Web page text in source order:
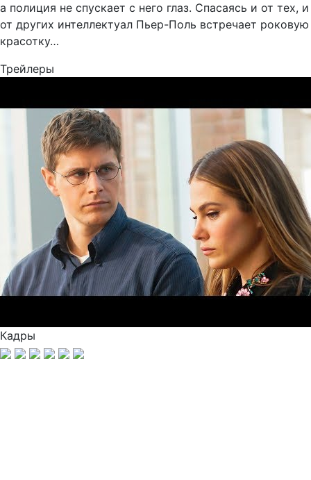
а полиция не спускает с него глаз. Спасаясь и от тех, и
от других интеллектуал Пьер-Поль встречает роковую
красотку…
Трейлеры
Кадры